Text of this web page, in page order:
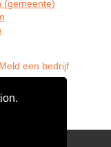
(gemeente)
Meld een bedrijf